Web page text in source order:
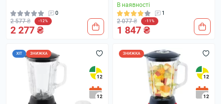
0
2 577 ₴ -12%
2 277 ₴
В наявності
1
2 077 ₴ -11%
1 847 ₴
ХІТ ЗНИЖКА
12
12
ЗНИЖКА
12
12